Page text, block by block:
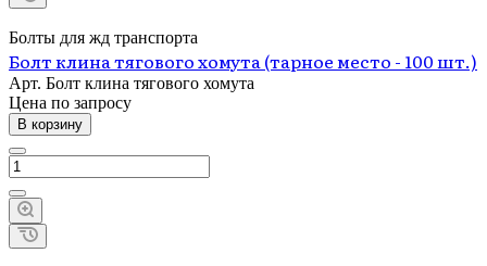
Болты для жд транспорта
Болт клина тягового хомута (тарное место - 100 шт.)
Арт. Болт клина тягового хомута
Цена по запросу
В корзину